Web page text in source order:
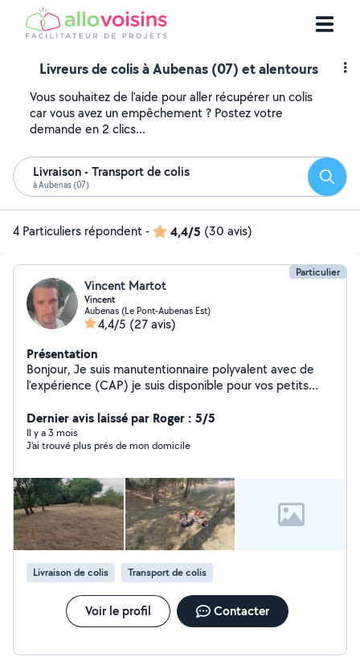
Livreurs de colis à Aubenas (07) et alentours
Vous souhaitez de l'aide pour aller récupérer un colis
car vous avez un empêchement ? Postez votre
demande en 2 clics...
Livraison - Transport de colis
à Aubenas (07)
4 Particuliers répondent- 4,4/5 (30 avis)
Particulier
Vincent Martot
Vincent
Aubenas (Le Pont-Aubenas Est)
4,4/5 (27 avis)
Présentation
Bonjour, Je suis manutentionnaire polyvalent avec de
l'expérience (CAP) je suis disponible pour vos petits
espaces verts (utilisation professionnelle de
débroussailleuse Stihl), et de solides connaissances en
plomberie (transmises par mon père, artisan plombier
peinture aussi n'hésitez pas à me contacter pour plus de
renseignements
Dernier avis laissé par Roger : 5/5
Il y a 3 mois
J'ai trouvé plus prés de mon domicile
Livraison de colis Transport de colis
Voir le profil Contacter